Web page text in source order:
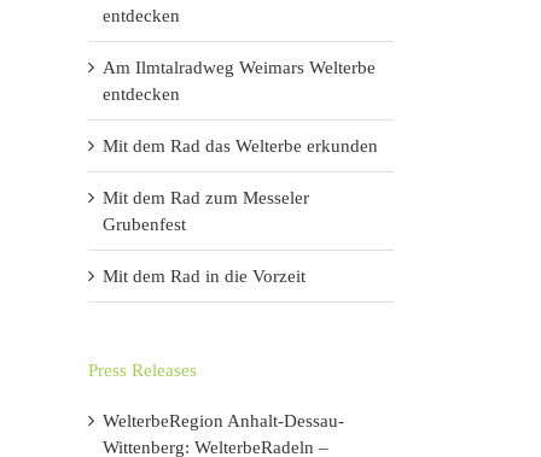
entdecken
Am Ilmtalradweg Weimars Welterbe
entdecken
Mit dem Rad das Welterbe erkunden
Mit dem Rad zum Messeler
Grubenfest
Mit dem Rad in die Vorzeit
Press Releases
WelterbeRegion Anhalt-Dessau-
Wittenberg: WelterbeRadeln –